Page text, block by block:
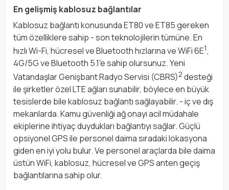
En gelişmiş kablosuz bağlantılar
Kablosuz bağlantı konusunda ET80 ve ET85 gereken
tüm özelliklere sahip - son teknolojilerin tümüne. En
hızlı Wi-Fi, hücresel ve Bluetooth hızlarına ve WiFi 6E1,
4G/5G ve Bluetooth 5.1'e sahip olursunuz. Yeni
Vatandaşlar Genişbant Radyo Servisi (CBRS)2 desteği
ile şirketler özel LTE ağları sunabilir, böylece en büyük
tesislerde bile kablosuz bağlantı sağlayabilir. - iç ve dış
mekanlarda. Kamu güvenliği ağ onayı acil müdahale
ekiplerine ihtiyaç duydukları bağlantıyı sağlar. Güçlü
opsiyonel GPS ile personel daima sıradaki lokasyona
giden en iyi yolu bulur. Ve personel araçlarda bile daima
üstün WiFi, kablosuz, hücresel ve GPS anten geçiş
bağlantılarına sahip olur.